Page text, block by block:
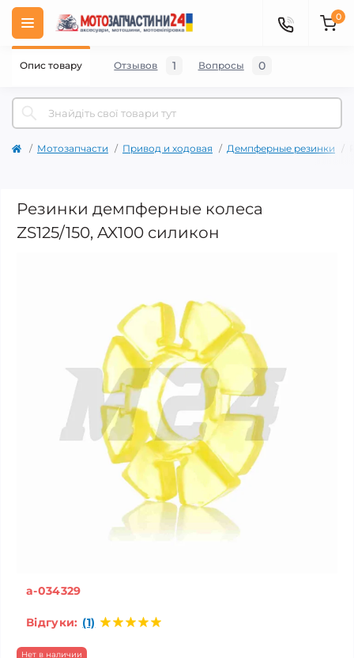
0
Мотозапчасти Привод и ходовая Демпферные резинки
Резинки демпферные колеса
ZS125/150, AX100 силикон
a-034329
Відгуки: (1)
Нет в наличии
Опис товару Отзывов 1 Вопросы 0